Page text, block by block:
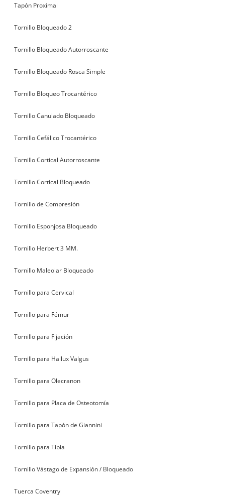
Tapón Proximal
Tornillo Bloqueado 2
Tornillo Bloqueado Autorroscante
Tornillo Bloqueado Rosca Simple
Tornillo Bloqueo Trocantérico
Tornillo Canulado Bloqueado
Tornillo Cefálico Trocantérico
Tornillo Cortical Autorroscante
Tornillo Cortical Bloqueado
Tornillo de Compresión
Tornillo Esponjosa Bloqueado
Tornillo Herbert 3 MM.
Tornillo Maleolar Bloqueado
Tornillo para Cervical
Tornillo para Fémur
Tornillo para Fijación
Tornillo para Hallux Valgus
Tornillo para Olecranon
Tornillo para Placa de Osteotomía
Tornillo para Tapón de Giannini
Tornillo para Tibia
Tornillo Vástago de Expansión / Bloqueado
Tuerca Coventry